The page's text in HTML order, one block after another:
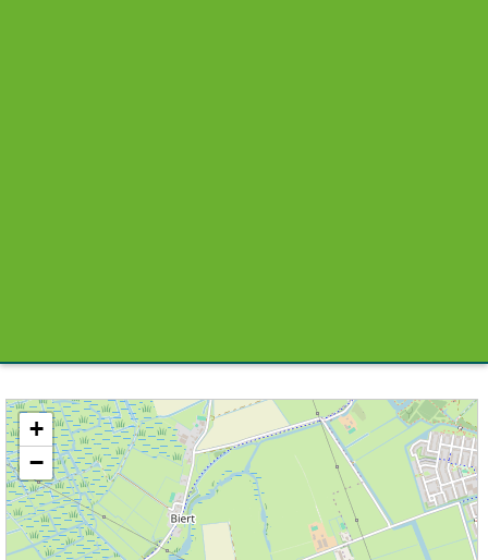
Kaart / Plattegrond Simonshaven centrum
+
−